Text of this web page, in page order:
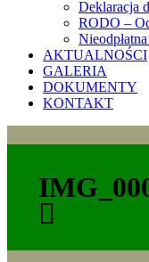
Deklaracja
RODO –
AKTUALNOŚCI
GALERIA
DOKUMENTY
KONTAKT